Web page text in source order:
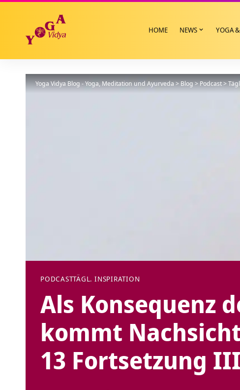
HOME NEWS YOGA
Yoga Vidya Blog - Yoga, Meditation und Ayurveda>Blog>Podcast>
PODCASTTÄGL. INSPIRATION
Als Konsequenz
kommt
13 Fortsetzung III